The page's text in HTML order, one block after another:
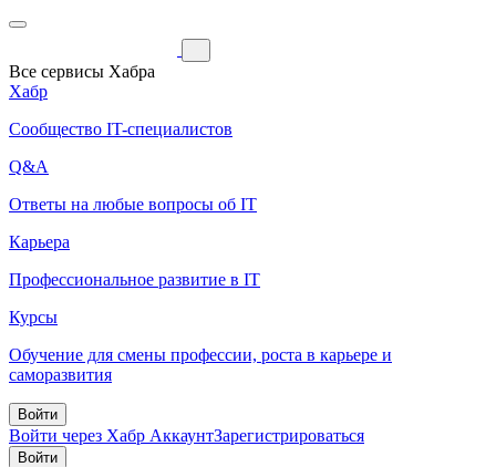
Все сервисы Хабра
Хабр
Сообщество IT-специалистов
Q&A
Ответы на любые вопросы об IT
Карьера
Профессиональное развитие в IT
Курсы
Обучение для смены профессии, роста в карьере и
саморазвития
Войти
Войти через Хабр АккаунтЗарегистрироваться
Войти